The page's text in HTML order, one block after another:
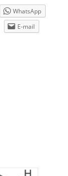
WhatsApp
E-mail